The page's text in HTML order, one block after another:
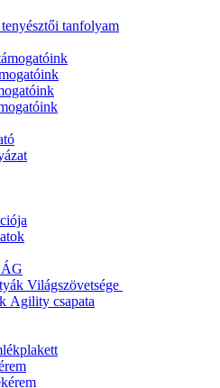
tanfolyam
Világszövetsége
Agility csapata